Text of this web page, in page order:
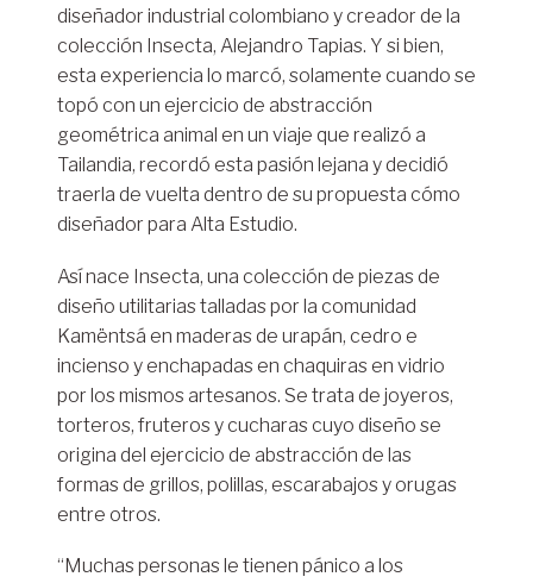
diseñador industrial colombiano y creador de la
colección Insecta, Alejandro Tapias. Y si bien,
esta experiencia lo marcó, solamente cuando se
topó con un ejercicio de abstracción
geométrica animal en un viaje que realizó a
Tailandia, recordó esta pasión lejana y decidió
traerla de vuelta dentro de su propuesta cómo
diseñador para Alta Estudio.
Así nace Insecta, una colección de piezas de
diseño utilitarias talladas por la comunidad
Kamëntsá en maderas de urapán, cedro e
incienso y enchapadas en chaquiras en vidrio
por los mismos artesanos. Se trata de joyeros,
torteros, fruteros y cucharas cuyo diseño se
origina del ejercicio de abstracción de las
formas de grillos, polillas, escarabajos y orugas
entre otros.
“Muchas personas le tienen pánico a los